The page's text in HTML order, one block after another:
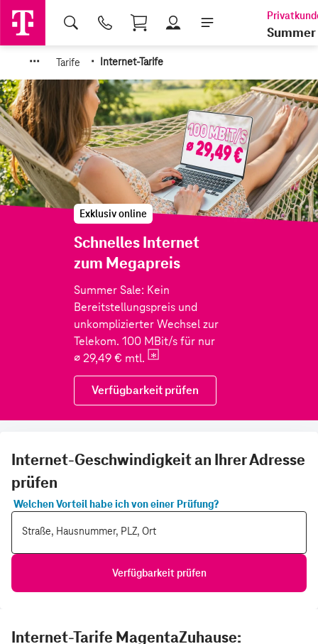
Shopping Cart
Summer
··· Tarife · Internet-Tarife
Internet-Geschwindigkeit an Ihrer Adresse
prüfen
Welchen Vorteil habe ich von einer Prüfung?
Straße, Hausnummer, PLZ, Ort
Verfügbarkeit prüfen
Internet-Tarife MagentaZuhause: